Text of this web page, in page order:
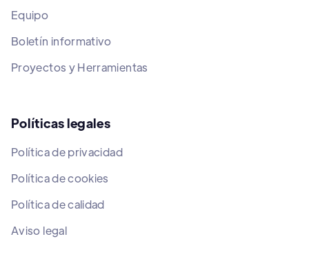
Equipo
Boletín informativo
Proyectos y Herramientas
Políticas legales
Política de privacidad
Política de cookies
Política de calidad
Aviso legal